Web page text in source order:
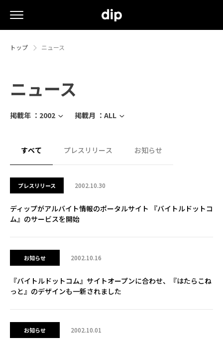
トップ ニュース
ニュース
掲載年 ： 2002 掲載月 ： ALL
すべて プレスリリース お知らせ
プレスリリース 2002.10.30
ディップがアルバイト情報のポータルサイト 『バイトルドットコ
ム』のサービスを開始
お知らせ 2002.10.16
『バイトルドットコム』サイトオープンに合わせ、『はたらこね
っと』のデザインも一新されました
お知らせ 2002.10.01